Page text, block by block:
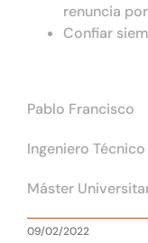
renuncia
Confiar
Pablo Francisco
Ingeniero Técnico
Máster
09/02/2022